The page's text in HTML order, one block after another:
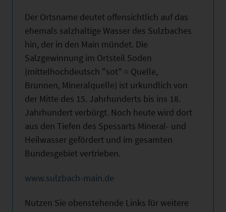
Der Ortsname deutet offensichtlich auf das
ehemals salzhaltige Wasser des Sulzbaches
hin, der in den Main mündet. Die
Salzgewinnung im Ortsteil Soden
(mittelhochdeutsch "sot" = Quelle,
Brunnen, Mineralquelle) ist urkundlich von
der Mitte des 15. Jahrhunderts bis ins 18.
Jahrhundert verbürgt. Noch heute wird dort
aus den Tiefen des Spessarts Mineral- und
Heilwasser gefördert und im gesamten
Bundesgebiet vertrieben.
www.sulzbach-main.de
Nutzen Sie obenstehende Links für weitere